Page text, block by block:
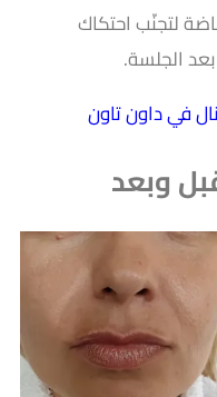
لتجنّب احتكاك
الجلسة.
في داون تاون
وبعد